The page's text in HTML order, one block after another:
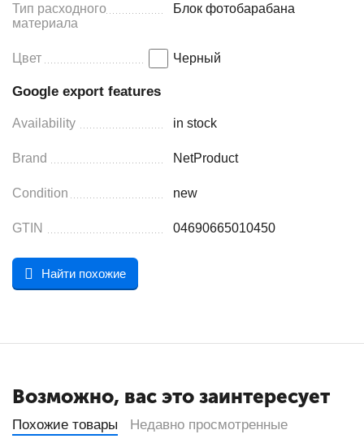
Тип расходного
материала
Блок фотобарабана
Цвет Черный
Google export features
Availability in stock
Brand NetProduct
Condition new
GTIN 04690665010450
Найти похожие
Возможно, вас это заинтересует
Похожие товары Недавно просмотренные